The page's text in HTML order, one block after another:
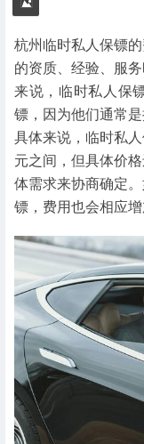
杭州临时私人保镖
的资质、经验、服
来说，临时私人保
镖，因为他们通常
具体来说，临时私
元之间，但具体价
体需求来协商确定
镖，费用也会相应增